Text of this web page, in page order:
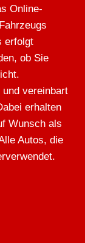
Online-
erfolgt
ob Sie
vereinbart
erhalten
Wunsch als
Autos, die